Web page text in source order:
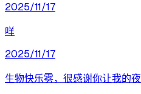
2025/11/17
咩
2025/11/17
生物快乐雾，很感谢你让我的